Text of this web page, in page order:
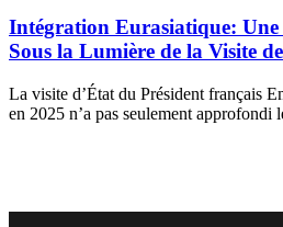
Intégration Eurasiatique:
Sous la Lumière de la Visite
La visite d’État du Président français
en 2025 n’a pas seulement approfondi